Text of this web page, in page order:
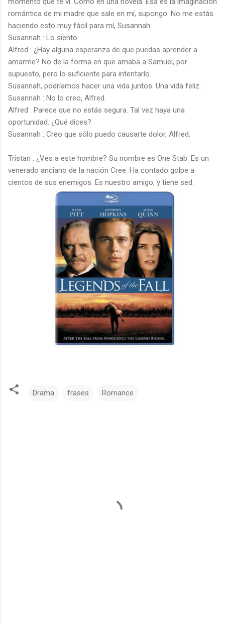
romántica de mi madre que sale en mí, supongo. No me estás
haciendo esto muy fácil para mí, Susannah.
Susannah : Lo siento.
Alfred : ¿Hay alguna esperanza de que puedas aprender a
amarme? No de la forma en que amaba a Samuel, por
supuesto, pero lo suficiente para intentarlo.
Susannah, podríamos hacer una vida juntos. Una vida feliz.
Susannah : No lo creo, Alfred.
Alfred : Parece que no estás segura. Tal vez haya una
oportunidad. ¿Qué dices?
Susannah : Creo que sólo puedo causarte dolor, Alfred.
Tristan : ¿Ves a este hombre? Su nombre es One Stab. Es un
venerado anciano de la nación Cree. Ha contado golpe a
cientos de sus enemigos. Es nuestro amigo, y tiene sed.
Drama frases Romance